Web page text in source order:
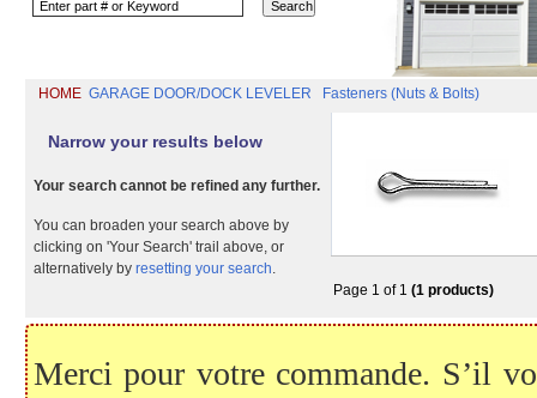
HOME GARAGE DOOR/DOCK LEVELER Fasteners (Nuts & Bolts)
Narrow your results below
Your search cannot be refined any further.
You can broaden your search above by
clicking on 'Your Search' trail above, or
alternatively by resetting your search.
Page 1 of 1 (1 products)
Merci pour votre commande. S’il